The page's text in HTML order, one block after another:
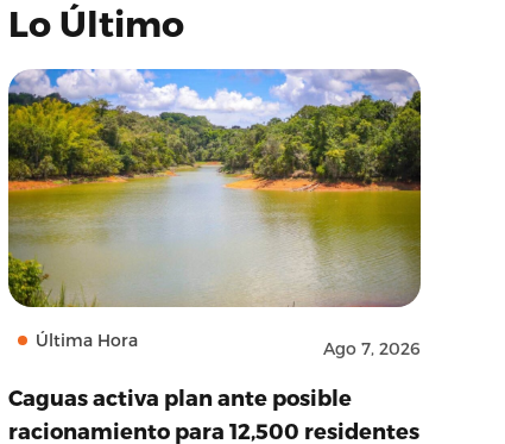
Lo Último
Última Hora Ago 7, 2026
Caguas activa plan ante posible
racionamiento para 12,500 residentes